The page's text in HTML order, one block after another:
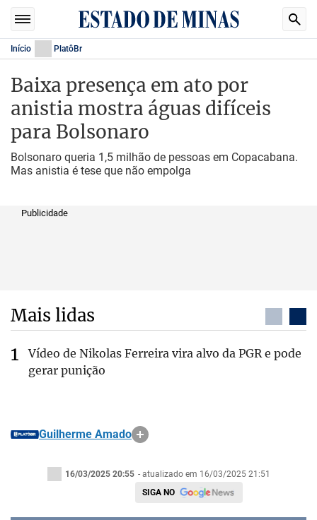
Início PlatôBr
Baixa presença em ato por
anistia mostra águas difíceis
para Bolsonaro
Bolsonaro queria 1,5 milhão de pessoas em Copacabana.
Mas anistia é tese que não empolga
Publicidade
Mais lidas
Vídeo de Nikolas Ferreira vira alvo da PGR e pode
gerar punição
Guilherme Amado
16/03/2025 20:55 - atualizado em 16/03/2025 21:51
SIGA NO